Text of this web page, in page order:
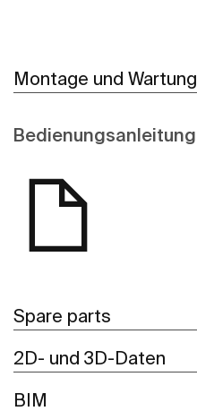
Montage und Wartung
Bedienungsanleitung
Spare parts
2D- und 3D-Daten
BIM